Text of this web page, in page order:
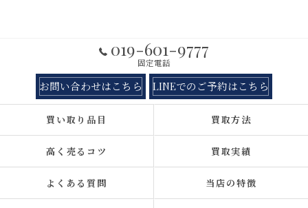
019-601-9777
固定電話
お問い合わせはこちら LINEでのご予約はこちら
買い取り品目 買取方法
高く売るコツ 買取実績
よくある質問 当店の特徴